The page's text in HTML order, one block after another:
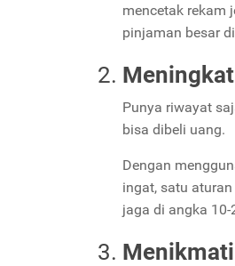
mencetak rekam
pinjaman besar
Punya riwayat
bisa dibeli uang.
Dengan
ingat, satu
jaga di angka